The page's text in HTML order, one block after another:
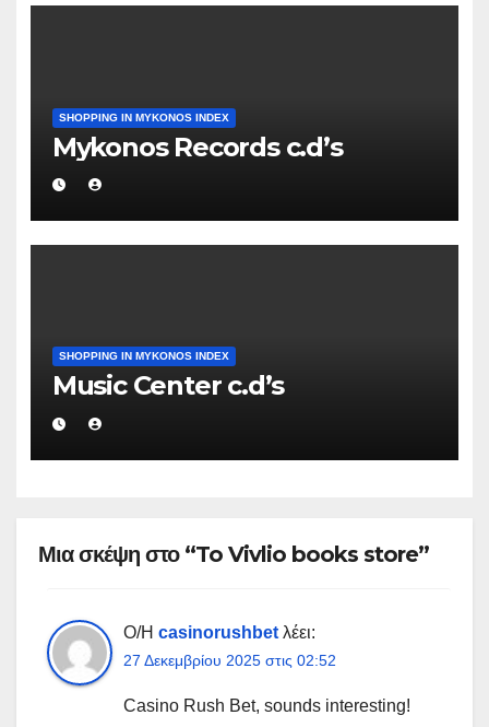
SHOPPING IN MYKONOS INDEX
Mykonos Records c.d’s
SHOPPING IN MYKONOS INDEX
Music Center c.d’s
Μια σκέψη στο “To Vivlio books store”
Ο/Η casinorushbet λέει:
27 Δεκεμβρίου 2025 στις 02:52
Casino Rush Bet, sounds interesting!